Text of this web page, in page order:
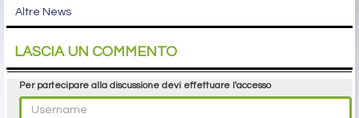
Altre News
LASCIA UN COMMENTO
Per partecipare alla discussione devi effettuare l'accesso